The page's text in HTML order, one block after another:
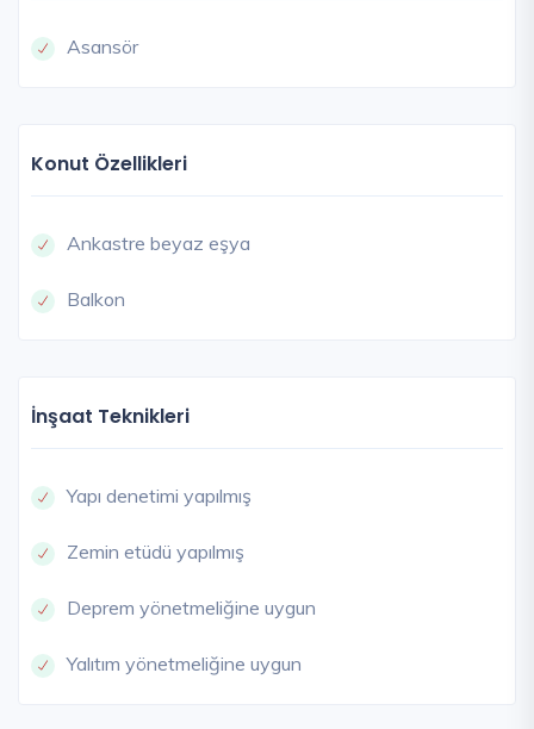
Asansör
Konut Özellikleri
Ankastre beyaz eşya
Balkon
İnşaat Teknikleri
Yapı denetimi yapılmış
Zemin etüdü yapılmış
Deprem yönetmeliğine uygun
Yalıtım yönetmeliğine uygun